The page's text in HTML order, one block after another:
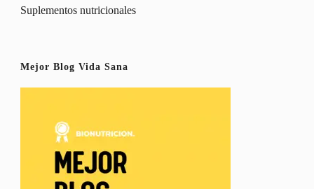
Suplementos nutricionales
Mejor Blog Vida Sana